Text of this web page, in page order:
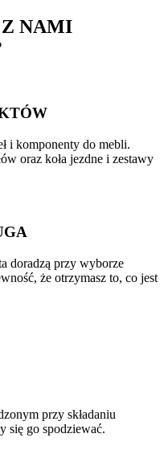
NAMI
i komponenty do mebli.
oraz koła jezdne i zestawy
doradzą przy wyborze
że otrzymasz to, co jest
przy składaniu
się go spodziewać.